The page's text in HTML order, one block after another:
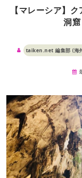
【マレーシア】
洞
taiken.net 編集部 (海